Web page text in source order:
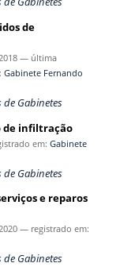
de
— última
Gabinete Fernando
de Gabinetes
de infiltração
em: Gabinete
de Gabinetes
e reparos
— registrado em:
de Gabinetes